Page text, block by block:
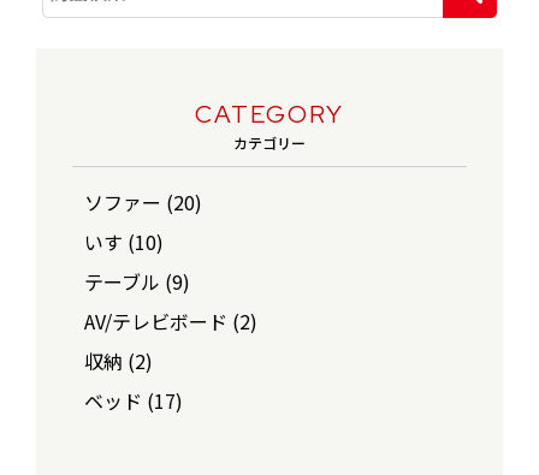
CATEGORY
カテゴリー
ソファー (20)
いす (10)
テーブル (9)
AV/テレビボード (2)
収納 (2)
ベッド (17)